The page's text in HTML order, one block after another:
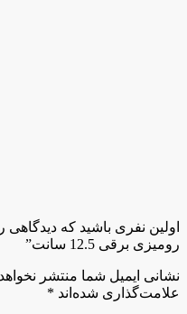
اولین نفری باشید که
رومیزی برقی 12.5 سانت”
نشانی ایمیل شما منتشر
علامت‌گذاری شده‌اند *